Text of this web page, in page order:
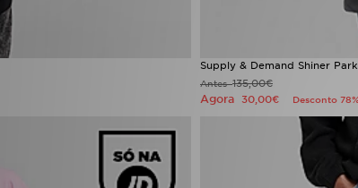
Supply & Demand Shiner
Antes135,00€
Agora 30,00€ Desconto